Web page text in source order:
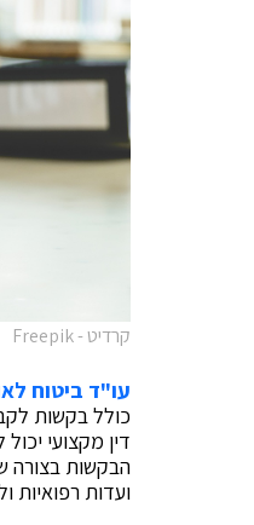
קרדיט - Freepik
עו"ד ביטוח
כולל בקשות
דין מקצועי
הבקשות בצורה
ועדות רפואיות